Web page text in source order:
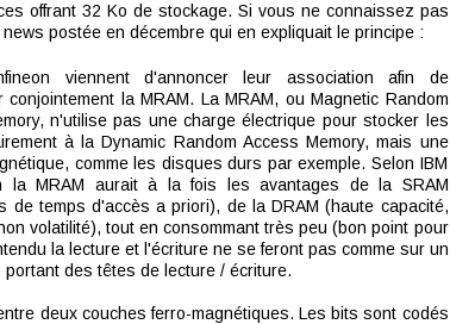
offrant 32 Ko de stockage. Si vous ne connaissez pas
postée en décembre qui en expliquait le principe :
viennent d'annoncer leur association afin de
conjointement la MRAM. La MRAM, ou Magnetic Random
n'utilise pas une charge électrique pour stocker les
à la Dynamic Random Access Memory, mais une
comme les disques durs par exemple. Selon IBM
la MRAM aurait à la fois les avantages de la SRAM
de temps d'accès a priori), de la DRAM (haute capacité,
volatilité), tout en consommant très peu (bon point pour
la lecture et l'écriture ne se feront pas comme sur un
des têtes de lecture / écriture.
deux couches ferro-magnétiques. Les bits sont codés